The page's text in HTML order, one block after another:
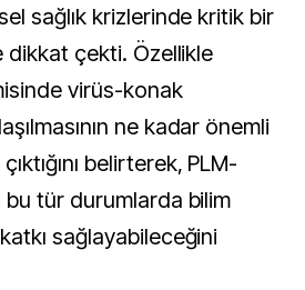
sağlık krizlerinde kritik bir
dikkat çekti. Özellikle
virüs-konak
ne kadar önemli
belirterek, PLM-
tür durumlarda bilim
sağlayabileceğini